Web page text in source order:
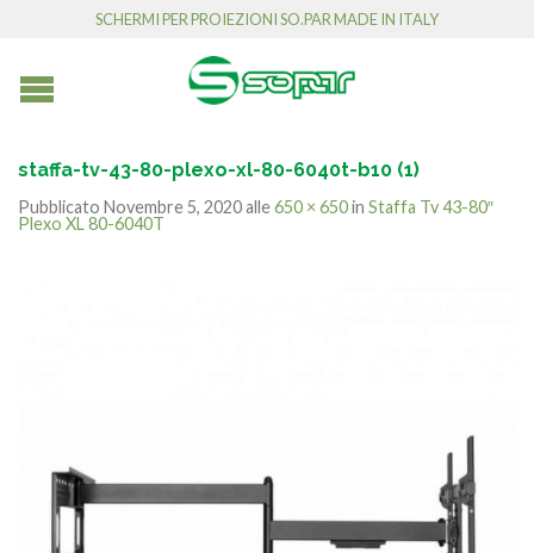
SCHERMI PER PROIEZIONI SO.PAR MADE IN ITALY
staffa-tv-43-80-plexo-xl-80-6040t-b10 (1)
Pubblicato Novembre 5, 2020alle650 × 650in Staffa Tv 43-80″
Plexo XL 80-6040T